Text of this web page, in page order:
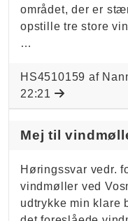
området, der er
opstille tre store
…
HS4510159 af
22:21
Mej til
Høringssvar vedr.
vindmøller ved
udtrykke min klare